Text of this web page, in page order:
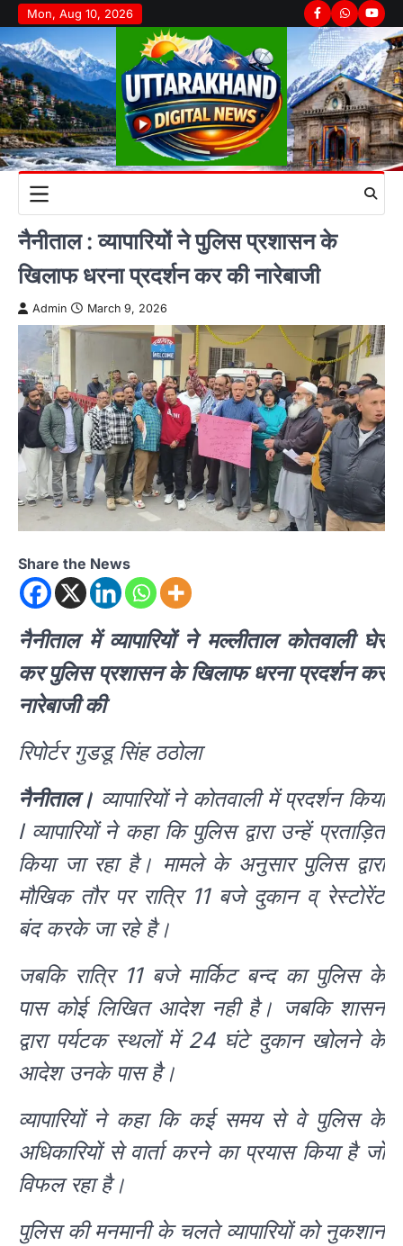
Skip
to
content
Mon, Aug 10, 2026 Facebook
Whatsapp
नैनीताल : व्यापारियों ने पुलिस प्रशासन के
खिलाफ धरना प्रदर्शन कर की नारेबाजी
Admin March 9, 2026
Share the News
नैनीताल में व्यापारियों ने मल्लीताल कोतवाली घेर
कर पुलिस प्रशासन के खिलाफ धरना प्रदर्शन कर
नारेबाजी की
रिपोर्टर गुडडू सिंह ठठोला
नैनीताल। व्यापारियों ने कोतवाली में प्रदर्शन किया
l व्यापारियों ने कहा कि पुलिस द्वारा उन्हें प्रताड़ित
किया जा रहा है। मामले के अनुसार पुलिस द्वारा
मौखिक तौर पर रात्रि 11 बजे दुकान व् रेस्टोरेंट
बंद करके जा रहे है।
जबकि रात्रि 11 बजे मार्किट बन्द का पुलिस के
पास कोई लिखित आदेश नही है। जबकि शासन
द्वारा पर्यटक स्थलों में 24 घंटे दुकान खोलने के
आदेश उनके पास है।
व्यापारियों ने कहा कि कई समय से वे पुलिस के
अधिकारियों से वार्ता करने का प्रयास किया है जो
विफल रहा है।
पुलिस की मनमानी के चलते व्यापारियों को नुकशान